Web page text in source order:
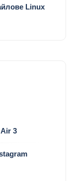
Linux
3